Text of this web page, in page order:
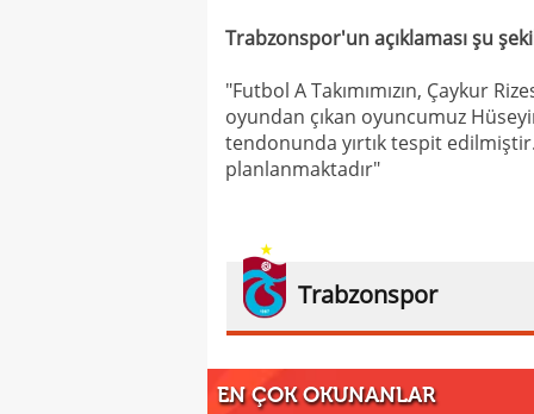
Trabzonspor'un açıklaması şu
"Futbol A Takımımızın, Çaykur
oyundan çıkan oyuncumuz
tendonunda yırtık tespit
planlanmaktadır"
Trabzonspor
EN ÇOK OKUNANLAR